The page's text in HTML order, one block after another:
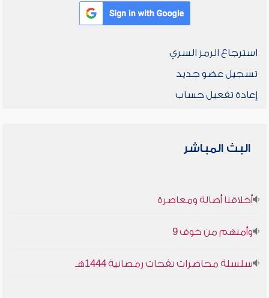
استرجاع الرمز السري
تسجيل عضو جديد
إعادة تفعيل حساب
البث المباشر
أخلاقنا أصالة ومعاصرة
وأمنهم من خوف 9
سلسلة محاضرات نفحات رمضانية 1444هـ